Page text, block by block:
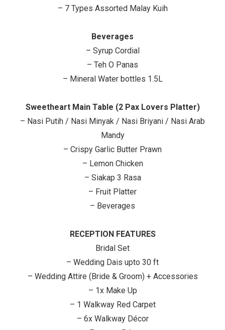
– 7 Types Assorted Malay Kuih
Beverages
– Syrup Cordial
– Teh O Panas
– Mineral Water bottles 1.5L
Sweetheart Main Table (2 Pax Lovers Platter)
– Nasi Putih / Nasi Minyak / Nasi Briyani / Nasi Arab
Mandy
– Crispy Garlic Butter Prawn
– Lemon Chicken
– Siakap 3 Rasa
– Fruit Platter
– Beverages
RECEPTION FEATURES
Bridal Set
– Wedding Dais upto 30 ft
– Wedding Attire (Bride & Groom) + Accessories
– 1x Make Up
– 1 Walkway Red Carpet
– 6x Walkway Décor